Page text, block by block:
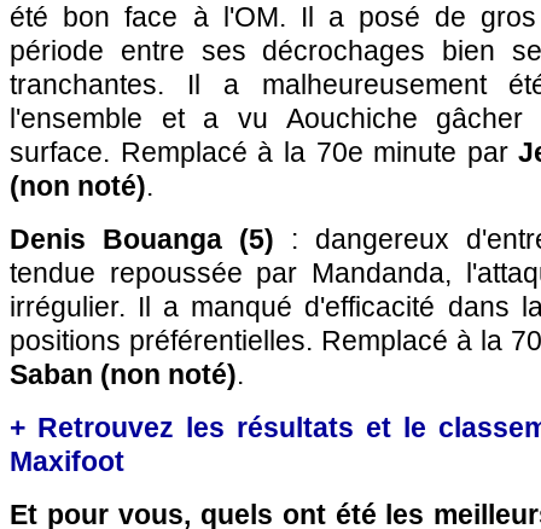
été bon face à l'OM. Il a posé de
période entre ses décrochages bien
tranchantes. Il a malheureusement
l'ensemble et a vu Aouchiche
surface. Remplacé à la 70e minute par
(non noté).
Denis Bouanga (5) : dangereux
tendue repoussée par Mandanda,
irrégulier. Il a manqué d'efficacité dans
positions préférentielles. Remplacé à la
Saban (non noté).
+ Retrouvez les résultats et le
Maxifoot
Et pour vous, quels ont été les